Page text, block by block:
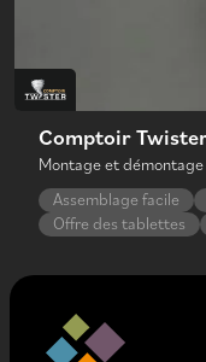
Comptoir
Montage et
Assemblage facile
Offre des tablettes